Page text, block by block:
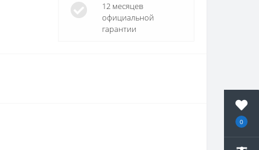
0
12 месяцев
официальной
гарантии